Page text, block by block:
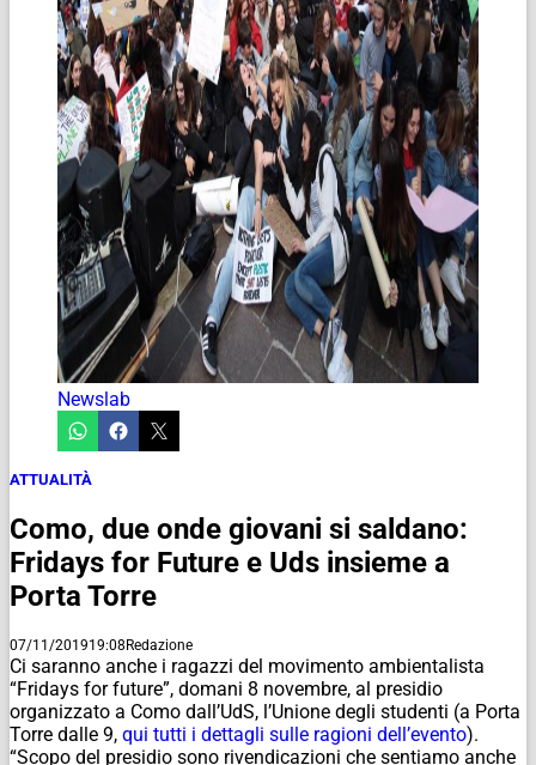
Newslab
ATTUALITÀ
Como, due onde giovani si saldano:
Fridays for Future e Uds insieme a
Porta Torre
07/11/201919:08Redazione
Ci saranno anche i ragazzi del movimento ambientalista
“Fridays for future”, domani 8 novembre, al presidio
organizzato a Como dall’UdS, l’Unione degli studenti (a Porta
Torre dalle 9, qui tutti i dettagli sulle ragioni dell’evento).
“Scopo del presidio sono rivendicazioni che sentiamo anche